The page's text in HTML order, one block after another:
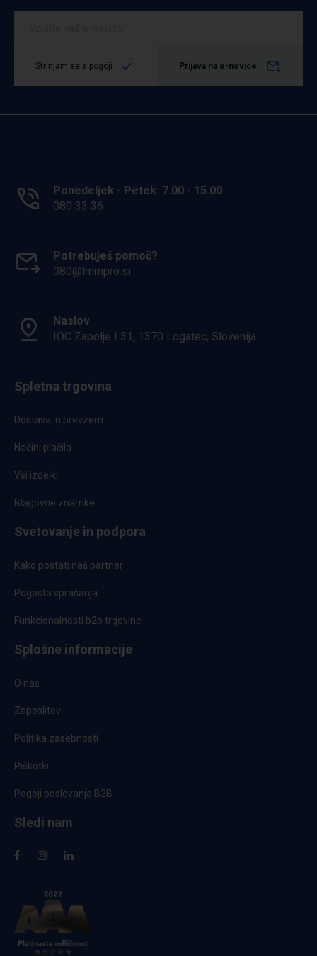
Strinjam se s pogoji Prijava na e-novice
Ponedeljek - Petek: 7.00 - 15.00
080 33 36
Potrebuješ pomoč?
080@lmmpro.si
Naslov
IOC Zapolje I 31, 1370 Logatec, Slovenija
Spletna trgovina
Dostava in prevzem
Načini plačila
Vsi izdelki
Blagovne znamke
Svetovanje in podpora
Kako postati naš partner
Pogosta vprašanja
Funkcionalnosti b2b trgovine
Splošne informacije
O nas
Zaposlitev
Politika zasebnosti
Piškotki
Pogoji poslovanja B2B
Sledi nam